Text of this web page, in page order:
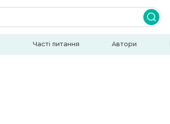
Часті питання Автори